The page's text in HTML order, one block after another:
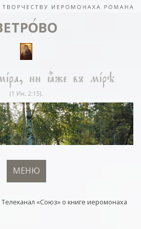
МЕНЮ
Телеканал «Союз» о книге иеромонаха